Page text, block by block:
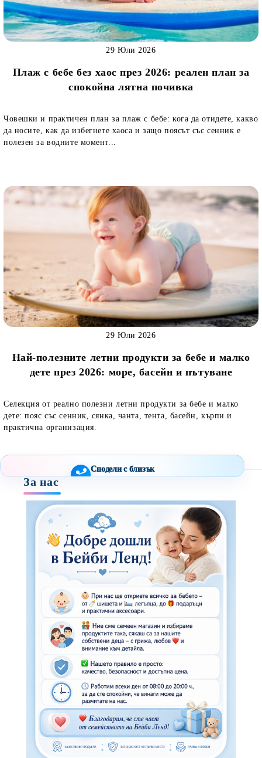
Сподели с близък
Facebook Viber
WhatsApp Копирай линк
Плаж с бебе без хаос през 2026: реален план за
спокойна лятна почивка
29 Юли 2026
Човешки и практичен план за плаж с бебе: кога да отидете, какво
да носите, как да избегнете хаоса и защо поясът със сенник е
полезен за водните момент...
Най-полезните летни продукти за бебе и малко
дете през 2026: море, басейн и пътуване
29 Юли 2026
Селекция от реално полезни летни продукти за бебе и малко
дете: пояс със сенник, сянка, чанта, тента, басейн, кърпи и
практична организация.
За нас